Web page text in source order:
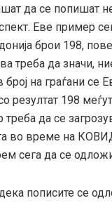
да се попишат
Еве пример
брои 198,
треба да значи,
број на граѓани
резултат 198
да се
во време на
сега да се
пописите се